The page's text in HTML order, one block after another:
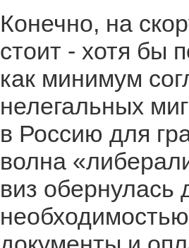
Конечно, на
стоит - хотя бы
как минимум
нелегальных
в Россию для
волна
виз обернулась